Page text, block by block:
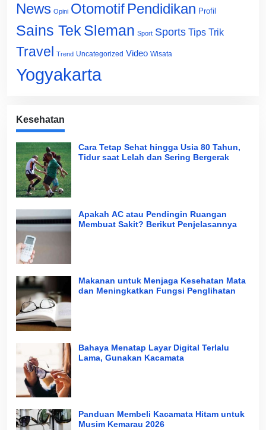
News Opini Otomotif Pendidikan Profil
Sains Tek Sleman Sport Sports Tips Trik
Travel Trend Uncategorized Video Wisata
Yogyakarta
Kesehatan
Cara Tetap Sehat hingga Usia 80 Tahun,
Tidur saat Lelah dan Sering Bergerak
Apakah AC atau Pendingin Ruangan
Membuat Sakit? Berikut Penjelasannya
Makanan untuk Menjaga Kesehatan Mata
dan Meningkatkan Fungsi Penglihatan
Bahaya Menatap Layar Digital Terlalu
Lama, Gunakan Kacamata
Panduan Membeli Kacamata Hitam untuk
Musim Kemarau 2026